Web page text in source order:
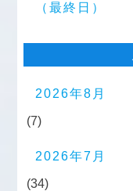
（最終日）
2026年8月
(7)
2026年7月
(34)